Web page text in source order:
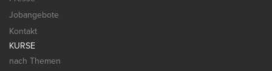
Jobangebote
Kontakt
KURSE
nach Themen